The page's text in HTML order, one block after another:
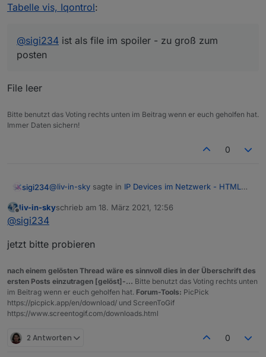
Tabelle vis, Iqontrol:
@sigi234 ist als file im spoiler - zu groß zum
posten
File leer
Bitte benutzt das Voting rechts unten im Beitrag wenn er euch geholfen hat.
Immer Daten sichern!
0
sigi234@liv-in-sky sagte in IP Devices im Netzwerk - HTML
File leer
Offline
liv-in-skyschrieb am 18. März 2021, 12:56
zuletzt editiert von
@sigi234
jetzt bitte probieren
nach einem gelösten Thread wäre es sinnvoll dies in der Überschrift des
ersten Posts einzutragen [gelöst]-... Bitte benutzt das Voting rechts unten
im Beitrag wenn er euch geholfen hat. Forum-Tools: PicPick
https://picpick.app/en/download/ und ScreenToGif
https://www.screentogif.com/downloads.html
2 Antworten 0